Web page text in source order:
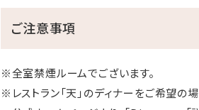
ご注意事項
※全室禁煙ルームでございます。
※レストラン「天」のディナーをご希望の